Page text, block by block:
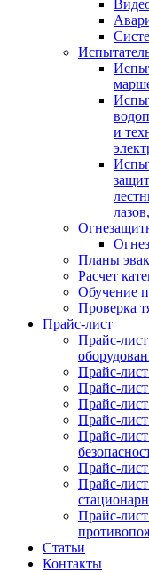
и
Планы
Расчет
Обучение
Проверка
Прайс-лист
Прайс-
Прайс-
Прайс-лист
Прайс-
Прайс-
Прайс-
Прайс-
Прайс-
Прайс-
Статьи
Контакты